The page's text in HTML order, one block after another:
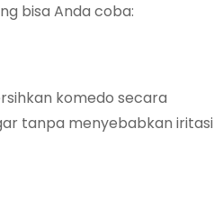
bisa Anda coba:
komedo secara
tanpa menyebabkan iritasi